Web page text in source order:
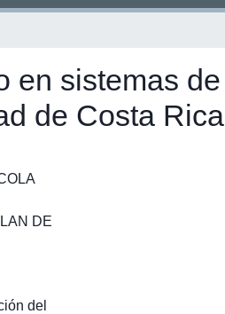
en sistemas de
de Costa Rica
DE
del